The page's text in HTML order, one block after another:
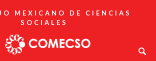
MEXICANO DE CIENCIAS
SOCIALES